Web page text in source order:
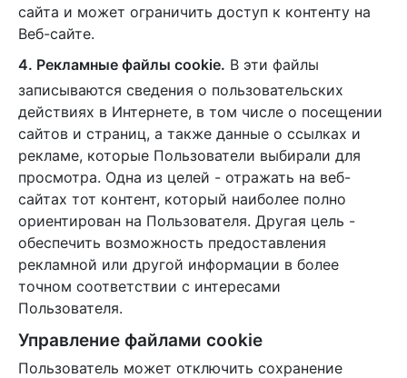
сайта и может ограничить доступ к контенту на
Веб-сайте.
4. Рекламные файлы cookie. В эти файлы
записываются сведения о пользовательских
действиях в Интернете, в том числе о посещении
сайтов и страниц, а также данные о ссылках и
рекламе, которые Пользователи выбирали для
просмотра. Одна из целей - отражать на веб-
сайтах тот контент, который наиболее полно
ориентирован на Пользователя. Другая цель -
обеспечить возможность предоставления
рекламной или другой информации в более
точном соответствии с интересами
Пользователя.
Управление файлами cookie
Пользователь может отключить сохранение